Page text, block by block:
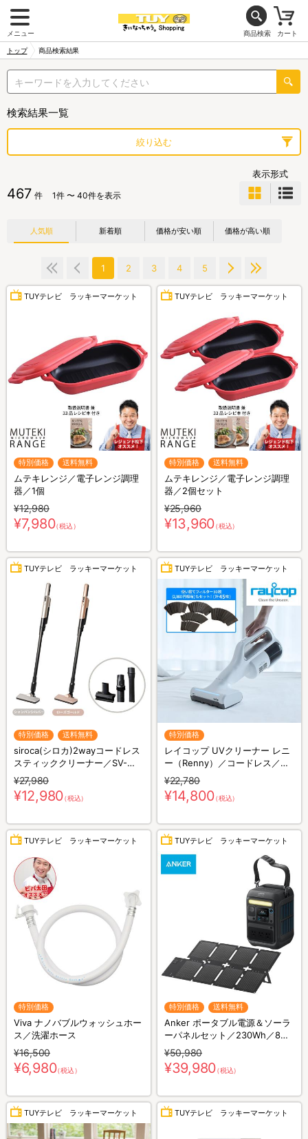
メニュー 商品検索 カート
トップ 商品検索結果
検索結果一覧
絞り込む
467 件 1件 〜 40件を表示
表示形式
人気順 新着順 価格が安い順 価格が高い順
1 2 3 4 5
TUYテレビ ラッキーマーケット
特別価格 送料無料
ムテキレンジ／電子レンジ調理
器／1個
¥12,980
¥7,980（税込）
TUYテレビ ラッキーマーケット
特別価格 送料無料
ムテキレンジ／電子レンジ調理
器／2個セット
¥25,960
¥13,960（税込）
TUYテレビ ラッキーマーケット
特別価格 送料無料
siroca(シロカ)2wayコードレス
スティッククリーナー／SV-
S281
¥27,980
¥12,980（税込）
TUYテレビ ラッキーマーケット
特別価格
レイコップ UVクリーナー レニ
ー（Renny）／コードレス／軽
量／布団クリーナー
¥22,780
¥14,800（税込）
TUYテレビ ラッキーマーケット
特別価格
Viva ナノバブルウォッシュホー
ス／洗濯ホース
¥16,500
¥6,980（税込）
TUYテレビ ラッキーマーケット
特別価格 送料無料
Anker ポータブル電源＆ソーラ
ーパネルセット／230Wh／8ポ
ート／防災グッズ／災害対策
¥50,980
¥39,980（税込）
TUYテレビ ラッキーマーケット TUYテレビ ラッキーマーケット